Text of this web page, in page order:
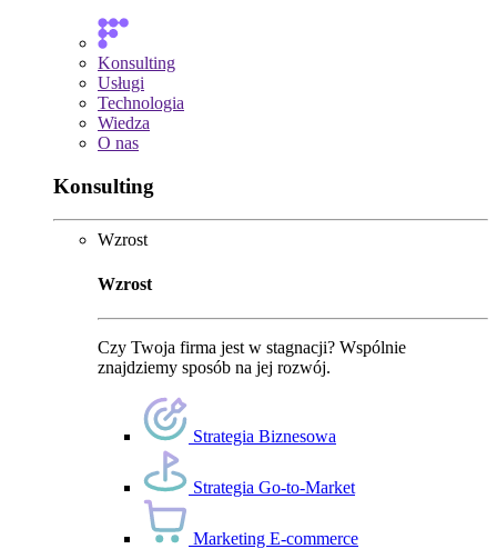
Konsulting
Usługi
Technologia
Wiedza
O nas
Konsulting
Wzrost
Wzrost
Czy Twoja firma jest w stagnacji? Wspólnie
znajdziemy sposób na jej rozwój.
Strategia Biznesowa
Strategia Go-to-Market
Marketing E-commerce